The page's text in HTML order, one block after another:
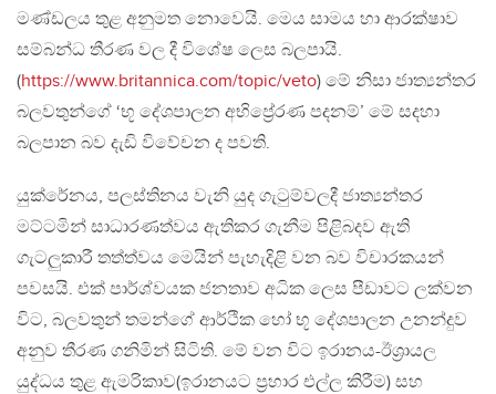
මණ්ඩලය තුළ අනුමත නොවෙයි. මෙය සාමය හා ආරක්ෂාව
සම්බන්ධ තීරණ වල දී විශේෂ ලෙස බලපායි.
(https://www.britannica.com/topic/veto) මේ නිසා ජාත්‍යන්තර
බලවතුන්ගේ ‘භූ දේශපාලන අභිප්‍රේරණ පදනම්’ මේ සදහා
බලපාන බව දැඩි විවේචන ද පවති.
යුක්රේනය, පලස්තිනය වැනි යුද ගැටුම්වලදී ජාත්‍යන්තර
මට්ටමින් සාධාරණත්වය ඇතිකර ගැනීම පිළිබදව ඇති
ගැටලුකාරී තත්ත්වය මෙයින් පැහැදිළි වන බව විචාරකයන්
පවසයි. එක් පාර්ශ්වයක ජනතාව අධික ලෙස පීඩාවට ලක්වන
විට, බලවතුන් තමන්ගේ ආර්ථික හෝ භූ දේශපාලන උනන්දුව
අනුව තීරණ ගනිමින් සිටිති. මේ වන විට ඉරානය-ඊශ්‍රායල
යුද්ධය තුළ ඇමරිකාව(ඉරානයට ප්‍රහාර එල්ල කිරීම) සහ